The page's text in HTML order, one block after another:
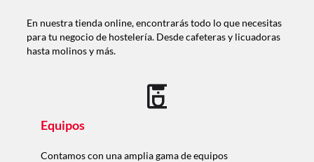
En nuestra tienda online, encontrarás todo lo que necesitas
para tu negocio de hostelería. Desde cafeteras y licuadoras
hasta molinos y más.
Equipos
Contamos con una amplia gama de equipos